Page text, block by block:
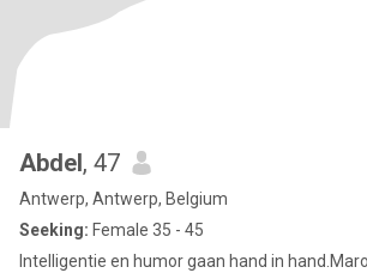
Abdel, 47
Antwerp, Antwerp, Belgium
Seeking: Female 35 - 45
Intelligentie en humor gaan hand in